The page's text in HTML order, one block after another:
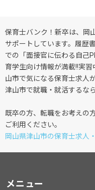
保育士バンク！新卒は、岡
サポートしています。履歴
での「面接官に伝わる自己
育学生向け情報が満載!!実
山市で気になる保育士求人
津山市で就職・就活するな
既卒の方、転職をお考えの
ご利用ください。
岡山県津山市の保育士求人
メニュー